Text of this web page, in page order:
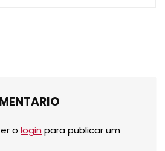
o login para publicar um